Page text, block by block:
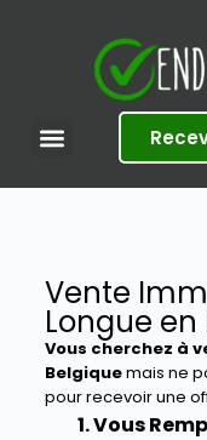
o
Vente
Longue en
Vous cherchez à
Belgiquemais ne
pour recevoir une
Vous